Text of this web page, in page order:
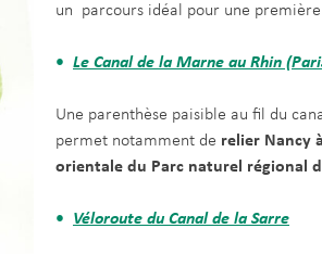
un parcours idéal pour une
Le Canal de la Marne au Rhin
Une parenthèse paisible au fil du
permet notamment de relier Nancy
orientale du Parc naturel régional
Véloroute du Canal de la Sarre